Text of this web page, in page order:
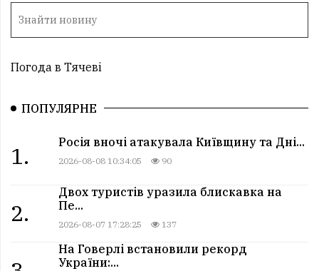
Погода в Тячеві
ПОПУЛЯРНЕ
1.
Росія вночі атакувала Київщину та Дні...
2026-08-08 10:34:05 90
2.
Двох туристів уразила блискавка на
Пе...
2026-08-07 17:28:25 137
На Говерлі встановили рекорд
України:...